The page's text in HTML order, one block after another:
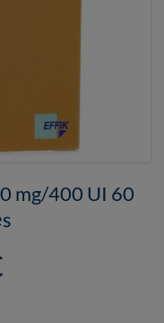
mg/400 UI 60